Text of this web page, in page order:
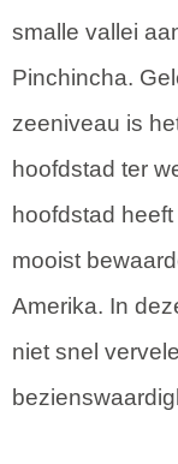
smalle vallei
Pinchincha.
zeeniveau is
hoofdstad ter
hoofdstad
mooist
Amerika. In
niet snel